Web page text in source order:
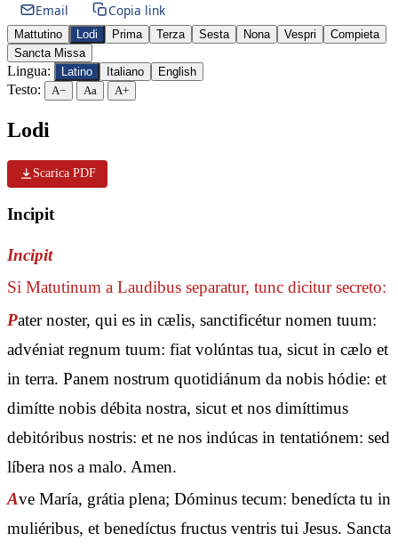
Email
Copia link
Mattutino Lodi Prima Terza Sesta Nona Vespri
Compieta
Sancta Missa
Lingua: Latino Italiano English
Testo: A− Aa A+
Lodi
Scarica PDF
Incipit
Incipit
Si Matutinum a Laudibus separatur, tunc dicitur secreto:
Pater noster, qui es in cælis, sanctificétur nomen tuum:
advéniat regnum tuum: fiat volúntas tua, sicut in cælo et
in terra. Panem nostrum quotidiánum da nobis hódie: et
dimítte nobis débita nostra, sicut et nos dimíttimus
debitóribus nostris: et ne nos indúcas in tentatiónem: sed
líbera nos a malo. Amen.
Ave María, grátia plena; Dóminus tecum: benedícta tu in
muliéribus, et benedíctus fructus ventris tui Jesus. Sancta